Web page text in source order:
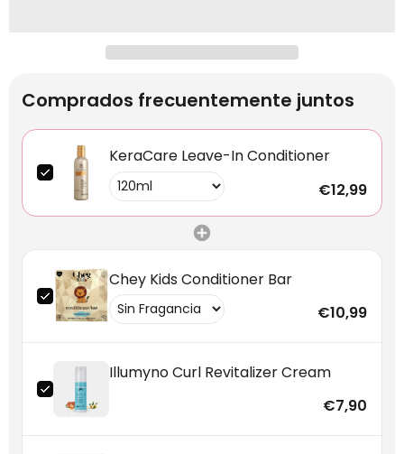
Comprados frecuentemente juntos
KeraCare Leave-In Conditioner
€12,99
Chey Kids Conditioner Bar
€10,99
Illumyno Curl Revitalizer Cream
€7,90